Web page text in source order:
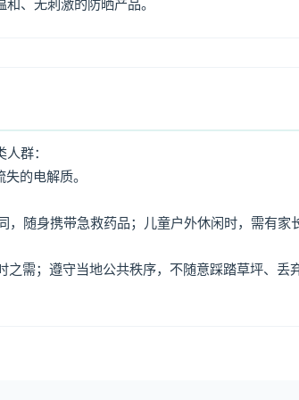
、无刺激的防晒产品。
群：
的电解质。
随身携带急救药品；儿童户外休闲时，需有家
需；遵守当地公共秩序，不随意踩踏草坪、丢